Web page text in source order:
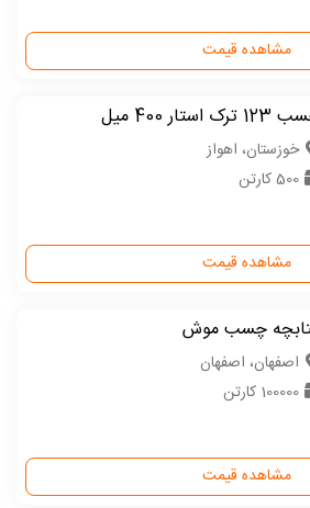
مشاهده قیمت
استار 400 میل
خوزستان، اهواز
500 کارتن
مشاهده قیمت
چسب موش
اصفهان، اصفهان
100000 کارتن
مشاهده قیمت